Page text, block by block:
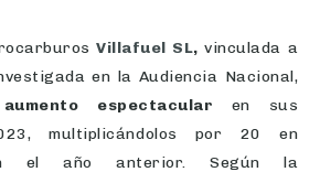
Villafuel SL, vinculada a
en la Audiencia Nacional,
espectacular en sus
multiplicándolos por 20 en
el año anterior. Según la